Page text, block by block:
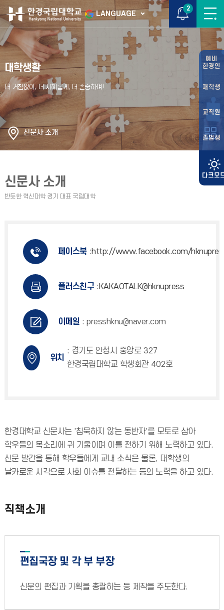
LANGUAGE
2
예비
한경인
재학생
교직원
졸업생
대학생활
신문사 소개
신문사 소개
페이스북 :http://www.facebook.com/
플러스친구 : KAKAOTALK@hknupress
이메일 : presshknu@naver.com
위치
: 경기도 안성시 중앙로 327
한경국립대학교 학생회관 402호
한경대학교 신문사는 '침묵하지 않는 동반자'를 모토로 삼아
학우들의 목소리에 귀 기울이며 이를 전하기 위해 노력하고 있다.
신문 발간을 통해 학우들에게 교내 소식은 물론, 대학생의
날카로운 시각으로 사회 이슈를 전달하는 등의 노력을 하고 있다.
직책소개
편집국장 및 각 부 부장
신문의 편집과 기획을 총괄하는 등 제작을 주도한다.